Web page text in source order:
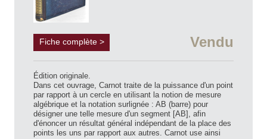
Fiche complète > Vendu
Édition originale.
Dans cet ouvrage, Carnot traite de la puissance d'un point
par rapport à un cercle en utilisant la notion de mesure
algébrique et la notation surlignée : AB (barre) pour
désigner une telle mesure d'un segment [AB], afin
d'énoncer un résultat général indépendant de la place des
points les uns par rapport aux autres. Carnot use ainsi